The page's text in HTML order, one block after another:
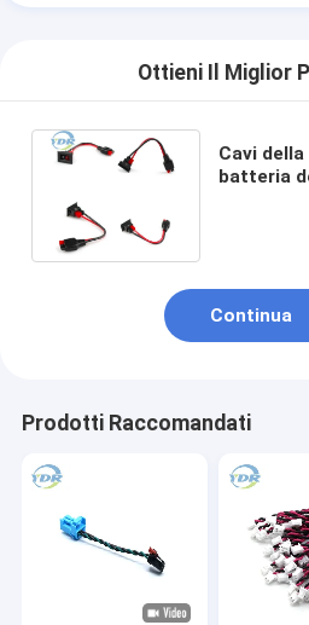
Ottieni Il Miglior
Cavi
batteria
Continua
Prodotti Raccomandati